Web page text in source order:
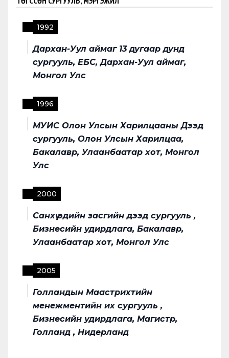
1992
Дархан-Уул аймаг 13 дугаар дунд
сургууль, ЕБС, Дархан-Уул аймаг,
Монгол Улс
1996
МУИС Олон Улсын Харилцааны Дээд
сургууль, Олон Улсын Харилцаа,
Бакалавр, Улаанбаатар хот, Монгол
Улс
2000
Санхүү эдийн засгийн дээд сургууль ,
Бизнесийн удирдлага, Бакалавр,
Улаанбаатар хот, Монгол Улс
2005
Голландын Маастрихтийн
менежментийн их сургууль ,
Бизнесийн удирдлага, Магистр,
Голланд , Нидерланд